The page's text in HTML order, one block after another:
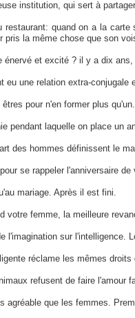
institution, qui sert à
restaurant: quand on a la
pris la même chose que son
énervé et excité ? il y a dix
eu une relation extra-conjugale
pour n'en former plus
pendant laquelle on place un
des hommes définissent le
se rappeler l'anniversaire
mariage. Après il est fini.
votre femme, la meilleure
l'imagination sur l'intelligence.
réclame les mêmes
refusent de faire l'amour
agréable que les femmes.